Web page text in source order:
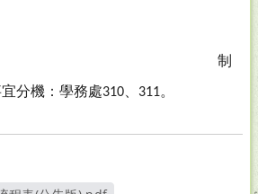
分機：學務處310 311。